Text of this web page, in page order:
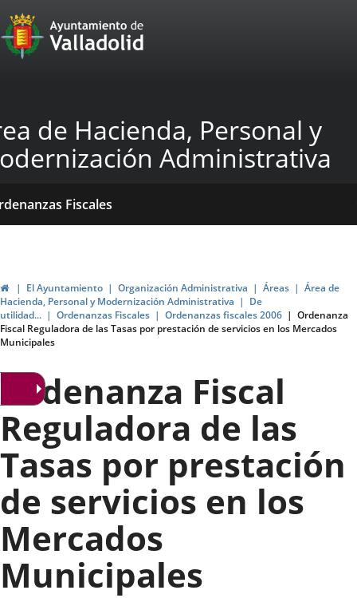
Portal
Web
Ayuntamiento
de
Valladolid
de Hacienda, Personal y
Administrativa
Fiscales
InicioEl Ayuntamiento Organización Administrativa Áreas
Área de
Hacienda, Personal y Modernización Administrativa
De
utilidad...
Ordenanzas Fiscales Ordenanzas fiscales 2006
Ordenanza
Fiscal Reguladora de las Tasas por prestación de servicios en los Mercados
Municipales
Ordenanza Fiscal
Reguladora de las
Tasas por prestación
de servicios en los
Mercados
Municipales